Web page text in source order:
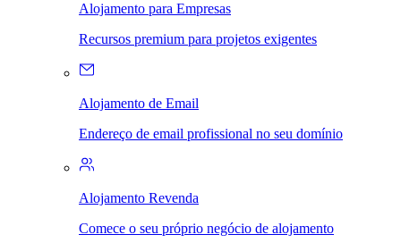
Alojamento para Empresas
Recursos premium para projetos exigentes
Alojamento de Email
Endereço de email profissional no seu domínio
Alojamento Revenda
Comece o seu próprio negócio de alojamento